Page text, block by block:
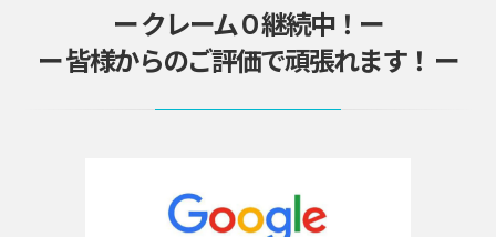
ー クレーム０継続中！ー
ー 皆様からのご評価で頑張れます！ ー